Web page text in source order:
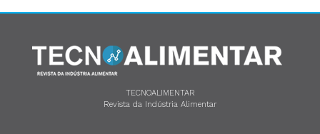
TECNOALIMENTAR
Revista da Indústria Alimentar